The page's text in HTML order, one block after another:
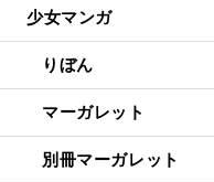
少女マンガ
りぼん
マーガレット
別冊マーガレット